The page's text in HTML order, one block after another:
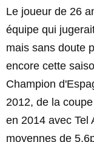
Le joueur de 26
équipe qui
mais sans doute
encore cette
Champion
2012, de la
en 2014 avec Tel
moyennes de